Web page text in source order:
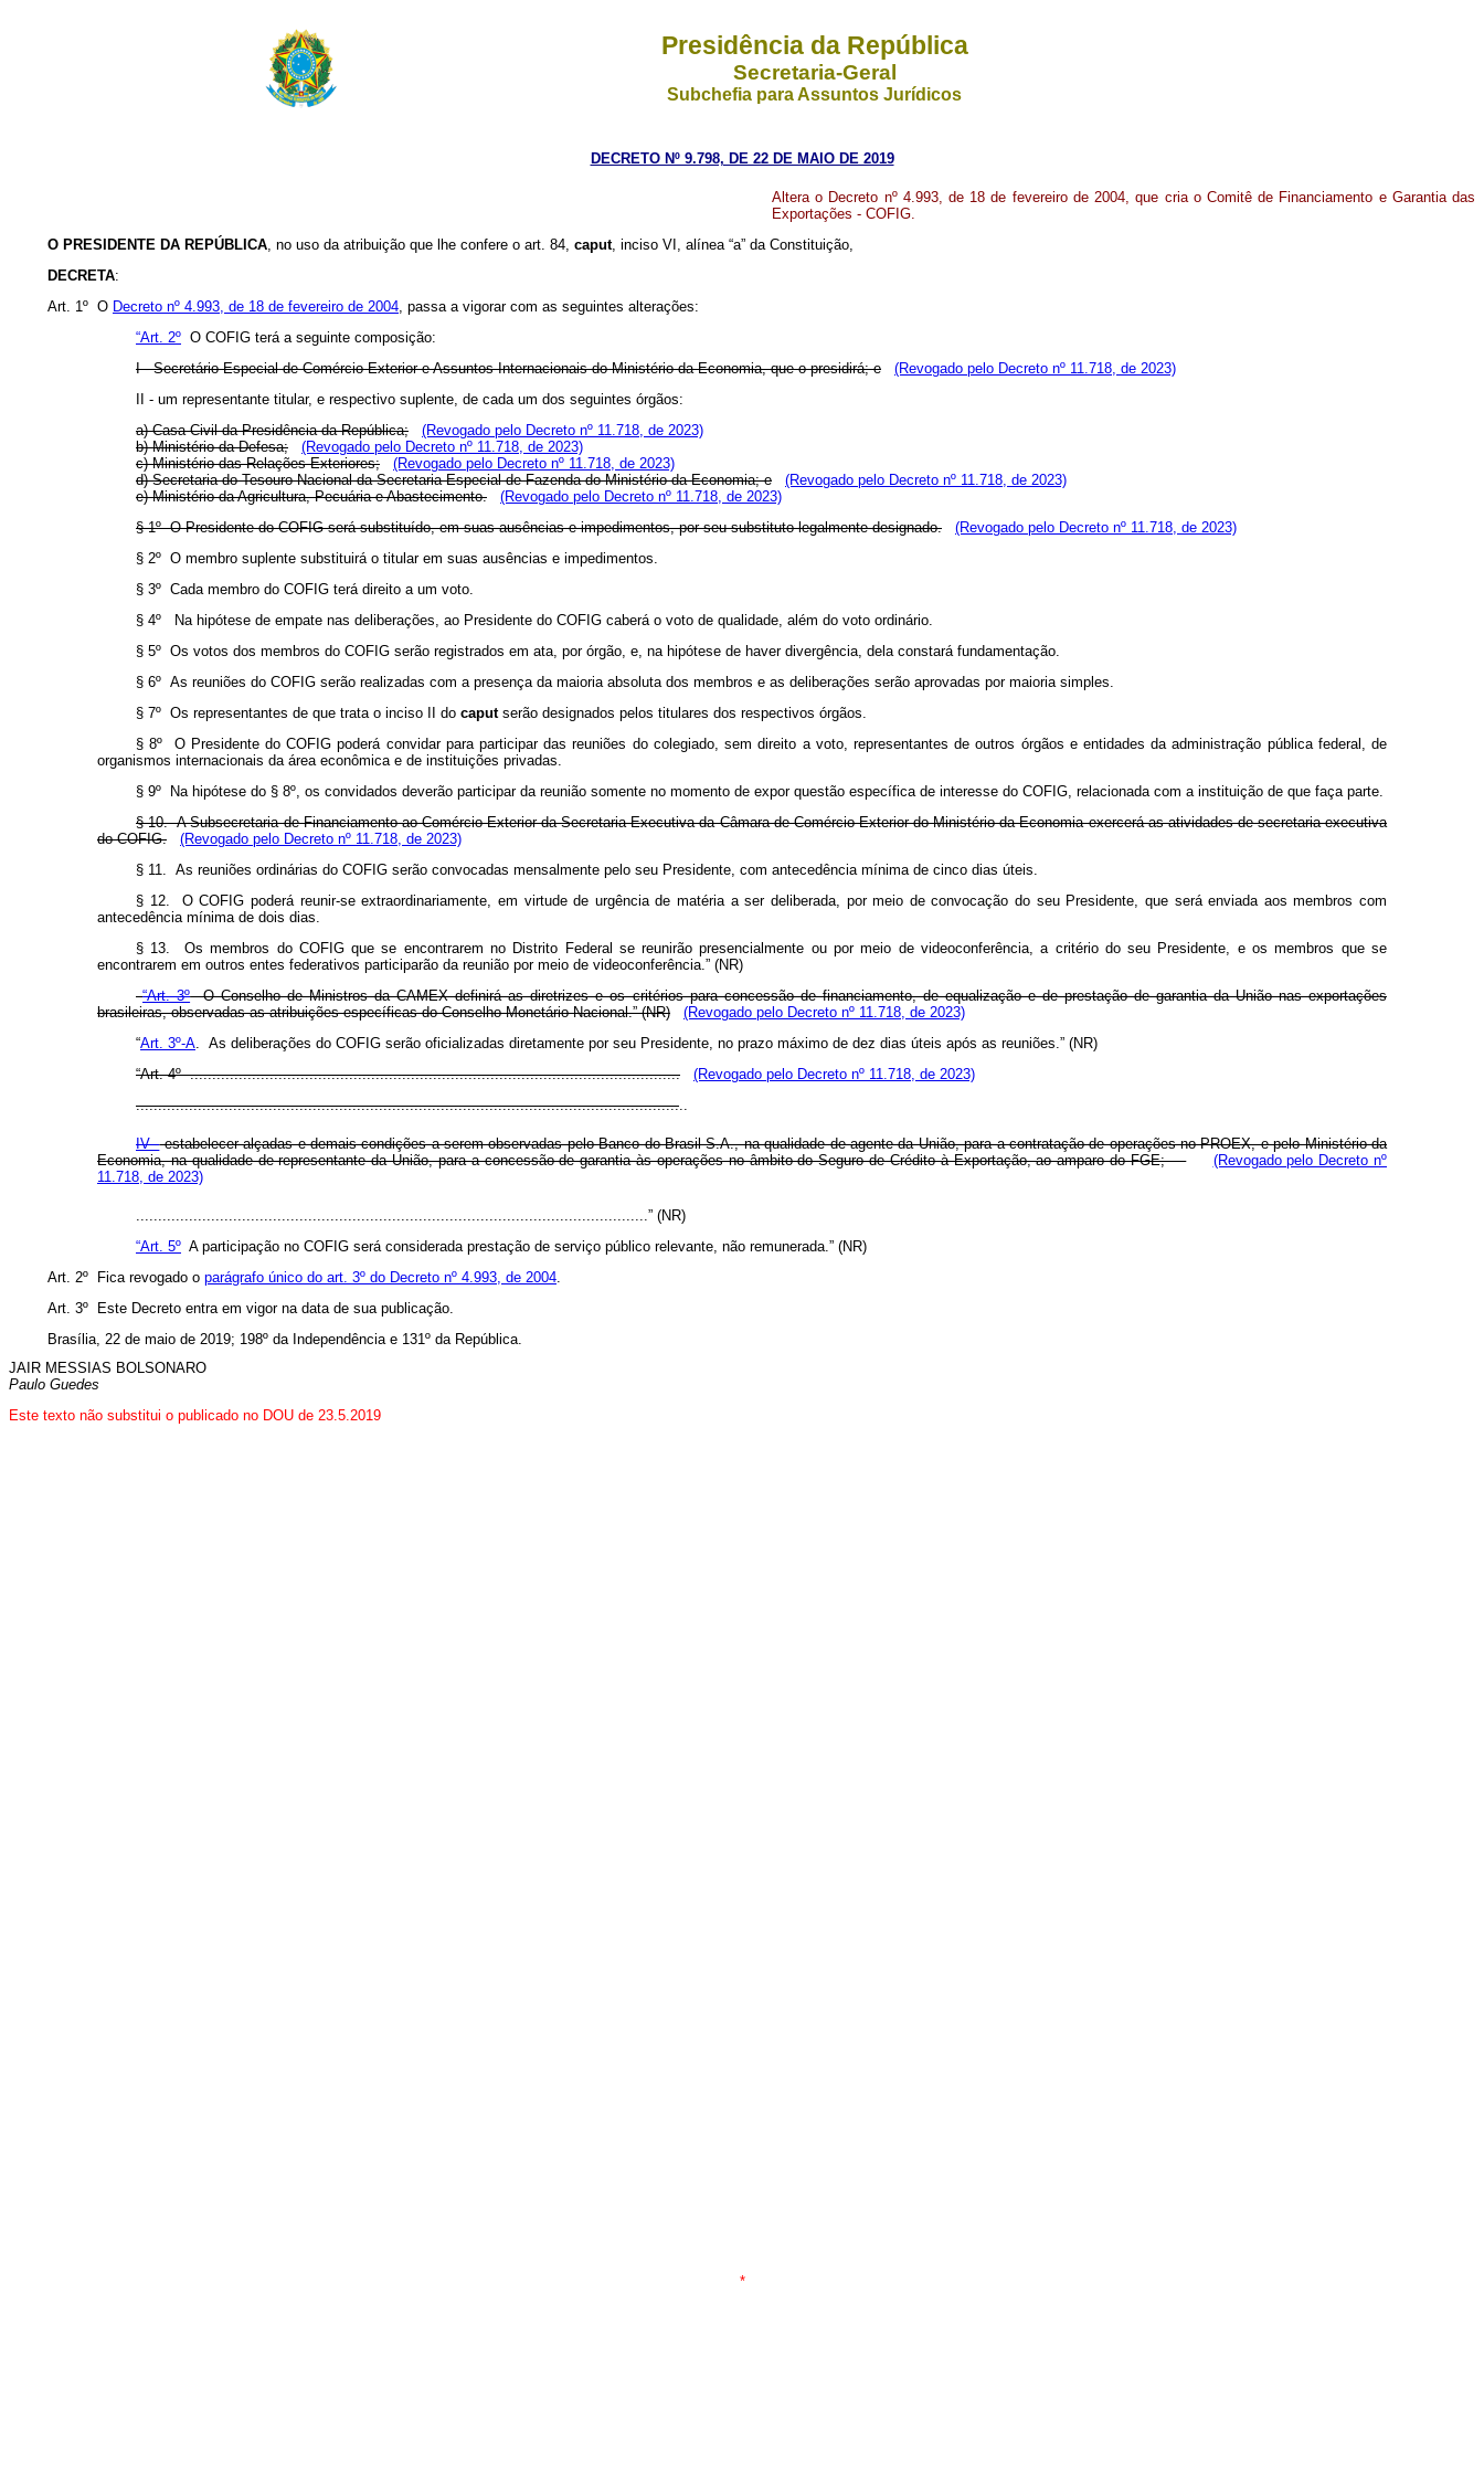
Presidência da República
Secretaria-Geral
Subchefia para Assuntos Jurídicos
DECRETO Nº 9.798, DE 22 DE MAIO DE 2019
Altera o Decreto nº 4.993, de 18 de fevereiro de 2004, que cria o Comitê de Financiamento e Garantia das
Exportações - COFIG.
O PRESIDENTE DA REPÚBLICA, no uso da atribuição que lhe confere o art. 84, caput, inciso VI, alínea “a” da Constituição,
DECRETA:
Art. 1º O Decreto nº 4.993, de 18 de fevereiro de 2004, passa a vigorar com as seguintes alterações:
“Art. 2º O COFIG terá a seguinte composição:
I - Secretário Especial de Comércio Exterior e Assuntos Internacionais do Ministério da Economia, que o presidirá; e
(Revogado pelo Decreto nº 11.718, de 2023)
II - um representante titular, e respectivo suplente, de cada um dos seguintes órgãos:
a) Casa Civil da Presidência da República;
(Revogado pelo Decreto nº 11.718, de 2023)
b) Ministério da Defesa;
(Revogado pelo Decreto nº 11.718, de 2023)
c) Ministério das Relações Exteriores;
(Revogado pelo Decreto nº 11.718, de 2023)
d) Secretaria do Tesouro Nacional da Secretaria Especial de Fazenda do Ministério da Economia; e
(Revogado pelo Decreto nº 11.718, de 2023)
e) Ministério da Agricultura, Pecuária e Abastecimento.
(Revogado pelo Decreto nº 11.718, de 2023)
§ 1º O Presidente do COFIG será substituído, em suas ausências e impedimentos, por seu substituto legalmente designado.
(Revogado pelo Decreto nº 11.718, de 2023)
§ 2º O membro suplente substituirá o titular em suas ausências e impedimentos.
§ 3º Cada membro do COFIG terá direito a um voto.
§ 4º Na hipótese de empate nas deliberações, ao Presidente do COFIG caberá o voto de qualidade, além do voto ordinário.
§ 5º Os votos dos membros do COFIG serão registrados em ata, por órgão, e, na hipótese de haver divergência, dela constará fundamentação.
§ 6º As reuniões do COFIG serão realizadas com a presença da maioria absoluta dos membros e as deliberações serão aprovadas por maioria simples.
§ 7º Os representantes de que trata o inciso II do caputserão designados pelos titulares dos respectivos órgãos.
§ 8º O Presidente do COFIG poderá convidar para participar das reuniões do colegiado, sem direito a voto, representantes de outros órgãos e entidades da administração pública federal, de
organismos internacionais da área econômica e de instituições privadas.
§ 9º Na hipótese do § 8º, os convidados deverão participar da reunião somente no momento de expor questão específica de interesse do COFIG, relacionada com a instituição de que faça parte.
§ 10. A Subsecretaria de Financiamento ao Comércio Exterior da Secretaria-Executiva da Câmara de Comércio Exterior do Ministério da Economia exercerá as atividades de secretaria-executiva
do COFIG.
(Revogado pelo Decreto nº 11.718, de 2023)
§ 11. As reuniões ordinárias do COFIG serão convocadas mensalmente pelo seu Presidente, com antecedência mínima de cinco dias úteis.
§ 12. O COFIG poderá reunir-se extraordinariamente, em virtude de urgência de matéria a ser deliberada, por meio de convocação do seu Presidente, que será enviada aos membros com
antecedência mínima de dois dias.
§ 13. Os membros do COFIG que se encontrarem no Distrito Federal se reunirão presencialmente ou por meio de videoconferência, a critério do seu Presidente, e os membros que se
encontrarem em outros entes federativos participarão da reunião por meio de videoconferência.” (NR)
“Art. 3ºO Conselho de Ministros da CAMEX definirá as diretrizes e os critérios para concessão de financiamento, de equalização e de prestação de garantia da União nas exportações
brasileiras, observadas as atribuições específicas do Conselho Monetário Nacional.” (NR)
(Revogado pelo Decreto nº 11.718, de 2023)
“Art. 3º-A. As deliberações do COFIG serão oficializadas diretamente por seu Presidente, no prazo máximo de dez dias úteis após as reuniões.” (NR)
“Art. 4º ...............................................................................................................
(Revogado pelo Decreto nº 11.718, de 2023)
.............................................................................................................................
IV -estabelecer alçadas e demais condições a serem observadas pelo Banco do Brasil S.A., na qualidade de agente da União, para a contratação de operações no PROEX, e pelo Ministério da
Economia, na qualidade de representante da União, para a concessão de garantia às operações no âmbito do Seguro de Crédito à Exportação, ao amparo do FGE;
(Revogado pelo Decreto nº
11.718, de 2023)
....................................................................................................................” (NR)
“Art. 5º A participação no COFIG será considerada prestação de serviço público relevante, não remunerada.” (NR)
Art. 2º Fica revogado o parágrafo único do art. 3º do Decreto nº 4.993, de 2004.
Art. 3º Este Decreto entra em vigor na data de sua publicação.
Brasília, 22 de maio de 2019; 198º da Independência e 131º da República.
JAIR MESSIAS BOLSONARO
Paulo Guedes
Este texto não substitui o publicado no DOU de 23.5.2019
*